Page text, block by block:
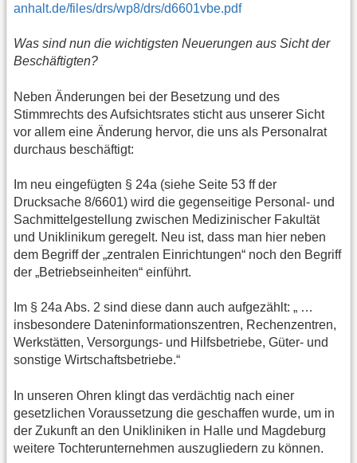
anhalt.de/files/drs/wp8/drs/d6601vbe.pdf
Was sind nun die wichtigsten Neuerungen aus Sicht der
Beschäftigten?
Neben Änderungen bei der Besetzung und des
Stimmrechts des Aufsichtsrates sticht aus unserer Sicht
vor allem eine Änderung hervor, die uns als Personalrat
durchaus beschäftigt:
Im neu eingefügten § 24a (siehe Seite 53 ff der
Drucksache 8/6601) wird die gegenseitige Personal- und
Sachmittelgestellung zwischen Medizinischer Fakultät
und Uniklinikum geregelt. Neu ist, dass man hier neben
dem Begriff der „zentralen Einrichtungen“ noch den Begriff
der „Betriebseinheiten“ einführt.
Im § 24a Abs. 2 sind diese dann auch aufgezählt: „ …
insbesondere Dateninformationszentren, Rechenzentren,
Werkstätten, Versorgungs- und Hilfsbetriebe, Güter- und
sonstige Wirtschaftsbetriebe.“
In unseren Ohren klingt das verdächtig nach einer
gesetzlichen Voraussetzung die geschaffen wurde, um in
der Zukunft an den Unikliniken in Halle und Magdeburg
weitere Tochterunternehmen auszugliedern zu können.